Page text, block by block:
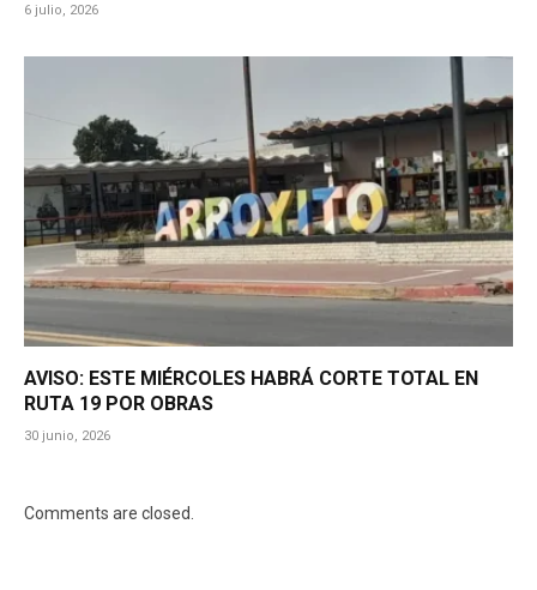
6 julio, 2026
AVISO: ESTE MIÉRCOLES HABRÁ CORTE TOTAL EN
RUTA 19 POR OBRAS
30 junio, 2026
Comments are closed.